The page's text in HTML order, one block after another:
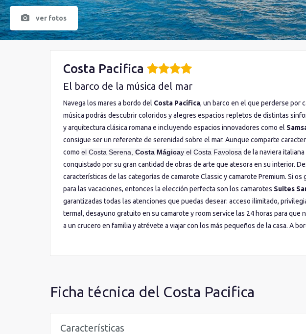
ver fotos
Costa Pacifica
El barco de la música del mar
Navega los mares a bordo del Costa Pacífica, un barco en el que perderse por
música podrás descubrir coloridos y alegres espacios repletos de distintas
y arquitectura clásica romana e incluyendo espacios innovadores como el
consigue ser un referente de serenidad sobre el mar. Aunque comparte
como el Costa Serena, Costa Mágicay el Costa Favolosa de la naviera italiana
conquistado por su gran cantidad de obras de arte que atesora en su interior.
características de las categorías de camarote Classic y camarote Premium. Si
para las vacaciones, entonces la elección perfecta son los camarotes Suites
garantizadas todas las atenciones que puedas desear: acceso ilimitado,
termal, desayuno gratuito en su camarote y room service las 24 horas para que
a un crucero en familia y atrévete a viajar con los más pequeños de la casa. A
Ficha técnica del Costa Pacifica
Características